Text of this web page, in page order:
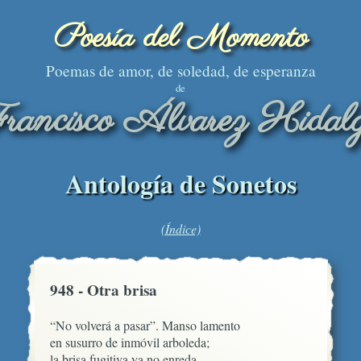
Poesía del Momento
Poemas de amor, de soledad, de esperanza
de
Álvarez
Antología de Sonetos
(Índice)
948 - Otra brisa
“No volverá a pasar”. Manso lamento
en susurro de inmóvil arboleda;